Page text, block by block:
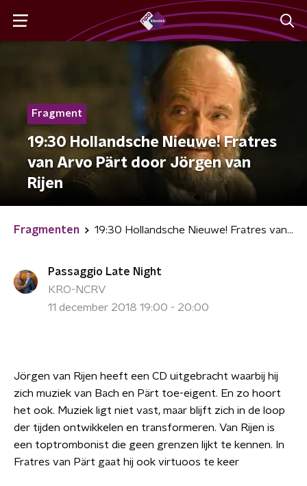
Fragment
19:30 Hollandsche Nieuwe! Fratres
van Arvo Pärt door Jörgen van
Rijen
Fragmenten 19:30 Hollandsche Nieuwe! Fratres van Arvo Pärt door Jörgen van Rijen
Passaggio Late Night
KRO-NCRV
11 december 2018 19:00 - 20:00
Jörgen van Rijen heeft een CD uitgebracht waarbij hij
zich muziek van Bach en Pärt toe-eigent. En zo hoort
het ook. Muziek ligt niet vast, maar blijft zich in de loop
der tijden ontwikkelen en transformeren. Van Rijen is
een toptrombonist die geen grenzen lijkt te kennen. In
Fratres van Pärt gaat hij ook virtuoos te keer